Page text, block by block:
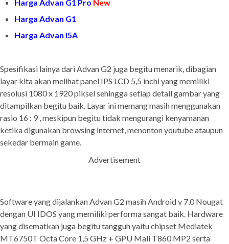
Harga Advan G1 Pro New
Harga Advan G1
Harga Advan i5A
Spesifikasi lainya dari Advan G2 juga begitu menarik, dibagian
layar kita akan melihat panel IPS LCD 5,5 inchi yang memiliki
resolusi 1080 x 1920 piksel sehingga setiap detail gambar yang
ditampilkan begitu baik. Layar ini memang masih menggunakan
rasio 16 : 9 , meskipun begitu tidak mengurangi kenyamanan
ketika digunakan browsing internet, menonton youtube ataupun
sekedar bermain game.
Advertisement
Software yang dijalankan Advan G2 masih Android v 7,0 Nougat
dengan UI IDOS yang memiliki performa sangat baik. Hardware
yang disematkan juga begitu tangguh yaitu chipset Mediatek
MT6750T Octa Core 1,5 GHz + GPU Mali T860 MP2 serta